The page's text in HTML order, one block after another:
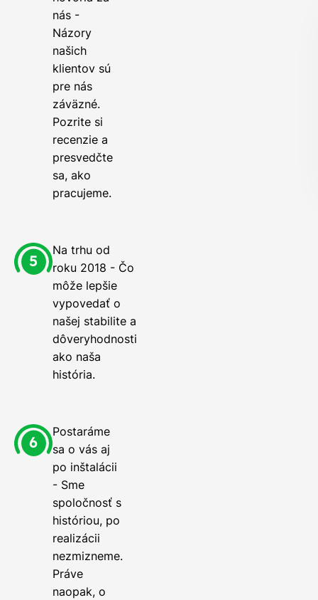
nás -
Názory
našich
klientov sú
pre nás
záväzné.
Pozrite si
recenzie a
presvedčte
sa, ako
pracujeme.
Na trhu od
roku 2018 - Čo
môže lepšie
vypovedať o
našej stabilite a
dôveryhodnosti
ako naša
história.
Postaráme
sa o vás aj
po inštalácii
- Sme
spoločnosť s
históriou, po
realizácii
nezmizneme.
Práve
naopak, o